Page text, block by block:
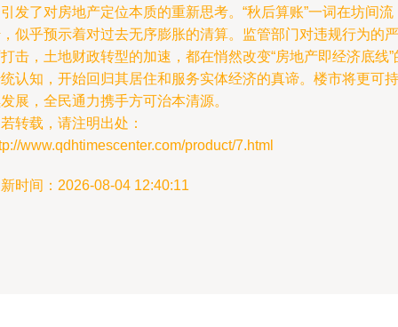
发了对房地产定位本质的重新思考。“秋后算账”一词在坊间流
似乎预示着对过去无序膨胀的清算。监管部门对违规行为的严
击，土地财政转型的加速，都在悄然改变“房地产即经济底线”
认知，开始回归其居住和服务实体经济的真谛。楼市将更可持
展，全民通力携手方可治本清源。
转载，请注明出处：
www.qdhtimescenter.com/product/7.html
时间：2026-08-04 12:40:11